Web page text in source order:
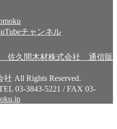
チャンネル
All Rights Reserved.
03-3843-5221 / FAX 03-